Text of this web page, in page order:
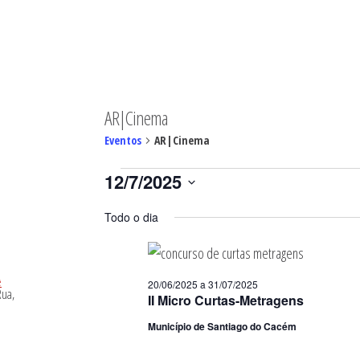
AR|Cinema
Eventos AR|Cinema
Eventos
for
12/07/2025
12/7/2025
Todo o dia
II Micro Curtas-Metragens
20/06/2025 a 31/07/2025
Município de Santiago do Cacém